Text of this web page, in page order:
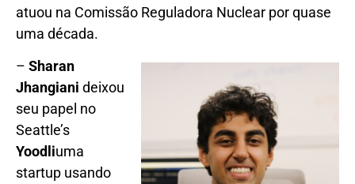
atuou na Comissão Reguladora Nuclear por quase
uma década.
– Sharan
Jhangiani deixou
seu papel no
Seattle’s
Yoodliuma
startup usando